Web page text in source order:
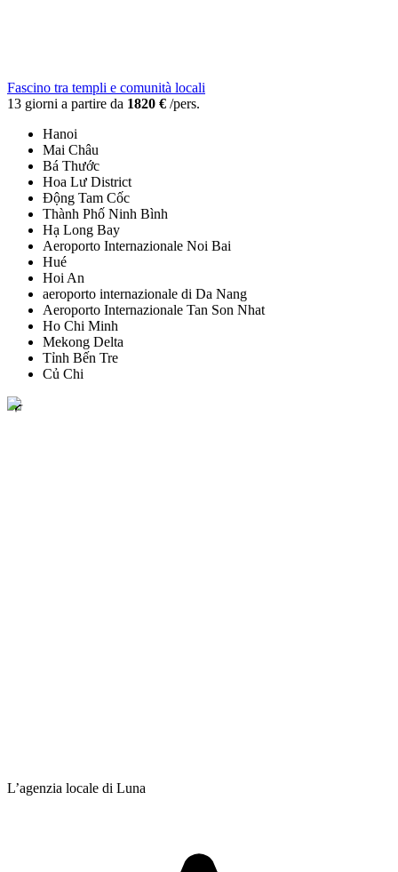
Fascino tra templi e comunità locali
13 giorni a partire da 1820 € /pers.
Hanoi
Mai Châu
Bá Thước
Hoa Lư District
Động Tam Cốc
Thành Phố Ninh Bình
Hạ Long Bay
Aeroporto Internazionale Noi Bai
Hué
Hoi An
aeroporto internazionale di Da Nang
Aeroporto Internazionale Tan Son Nhat
Ho Chi Minh
Mekong Delta
Tỉnh Bến Tre
Củ Chi
L’agenzia locale di Luna